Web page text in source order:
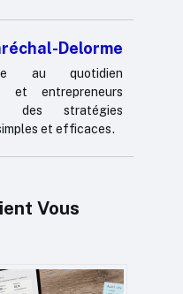
Delorme
au quotidien
et entrepreneurs
des stratégies
et efficaces.
Vous